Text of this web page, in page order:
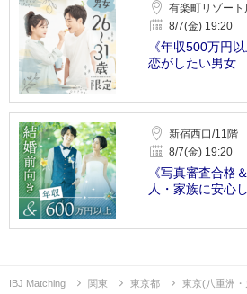
有楽町リゾート
8/7(金) 19:20
《年収500万円
恋がしたい男女
新宿西口/11階
8/7(金) 19:20
《写真審査合格
人・家族に安心
IBJ Matching 関東 東京都 東京(八重洲・